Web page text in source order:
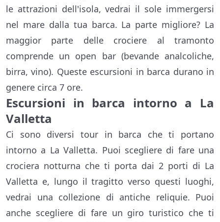
le attrazioni dell'isola, vedrai il sole immergersi
nel mare dalla tua barca. La parte migliore? La
maggior parte delle crociere al tramonto
comprende un open bar (bevande analcoliche,
birra, vino). Queste escursioni in barca durano in
genere circa 7 ore.
Escursioni in barca intorno a La
Valletta
Ci sono diversi tour in barca che ti portano
intorno a La Valletta. Puoi scegliere di fare una
crociera notturna che ti porta dai 2 porti di La
Valletta e, lungo il tragitto verso questi luoghi,
vedrai una collezione di antiche reliquie. Puoi
anche scegliere di fare un giro turistico che ti